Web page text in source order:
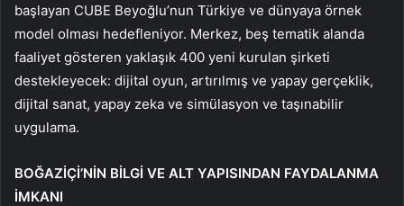
başlayan CUBE Beyoğlu’nun Türkiye ve dünyaya örnek
model olması hedefleniyor. Merkez, beş tematik alanda
faaliyet gösteren yaklaşık 400 yeni kurulan şirketi
destekleyecek: dijital oyun, artırılmış ve yapay gerçeklik,
dijital sanat, yapay zeka ve simülasyon ve taşınabilir
uygulama.
BOĞAZİÇİ’NİN BİLGİ VE ALT YAPISINDAN FAYDALANMA
İMKANI